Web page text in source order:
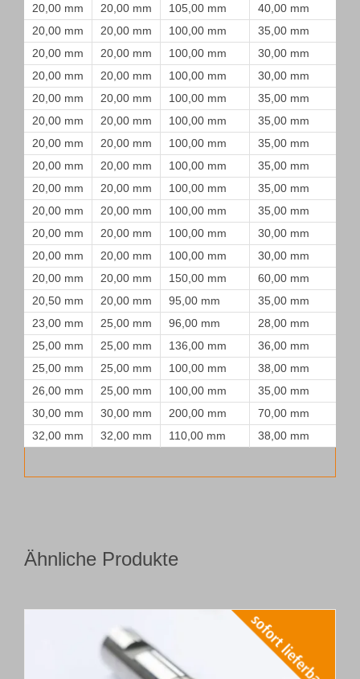
20,00 mm
20,00 mm 105,00 mm
40,00 mm
20,00 mm
20,00 mm 100,00 mm
35,00 mm
20,00 mm
20,00 mm 100,00 mm
30,00 mm
20,00 mm
20,00 mm 100,00 mm
30,00 mm
20,00 mm
20,00 mm 100,00 mm
35,00 mm
20,00 mm
20,00 mm 100,00 mm
35,00 mm
20,00 mm
20,00 mm 100,00 mm
35,00 mm
20,00 mm
20,00 mm 100,00 mm
35,00 mm
20,00 mm
20,00 mm 100,00 mm
35,00 mm
20,00 mm
20,00 mm 100,00 mm
35,00 mm
20,00 mm
20,00 mm 100,00 mm
30,00 mm
20,00 mm
20,00 mm 100,00 mm
30,00 mm
20,00 mm
20,00 mm 150,00 mm
60,00 mm
20,50 mm
20,00 mm 95,00 mm
35,00 mm
23,00 mm
25,00 mm 96,00 mm
28,00 mm
25,00 mm
25,00 mm 136,00 mm
36,00 mm
25,00 mm
25,00 mm 100,00 mm
38,00 mm
26,00 mm
25,00 mm 100,00 mm
35,00 mm
30,00 mm
30,00 mm 200,00 mm
70,00 mm
32,00 mm
32,00 mm 110,00 mm 38,00 mm
Ähnliche Produkte